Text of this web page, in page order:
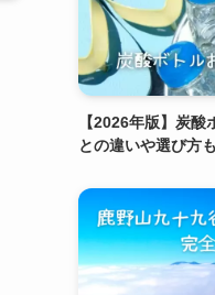
【2026年版】炭
との違いや選び方